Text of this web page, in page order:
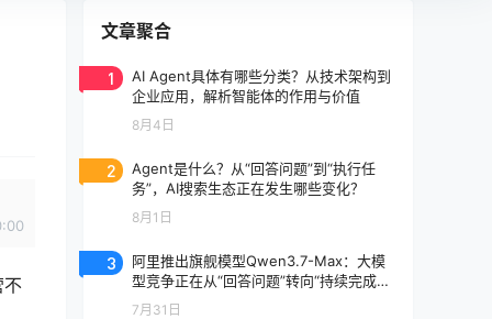
不
文章聚合
1
AI Agent具体有哪些分类？从技术架构到
企业应用，解析智能体的作用与价值
8月4日
2
Agent是什么？从“回答问题”到“执行任
务”，AI搜索生态正在发生哪些变化？
8月1日
3
阿里推出旗舰模型Qwen3.7-Max：大模
型竞争正在从“回答问题”转向“持续完成任
务”
7月31日